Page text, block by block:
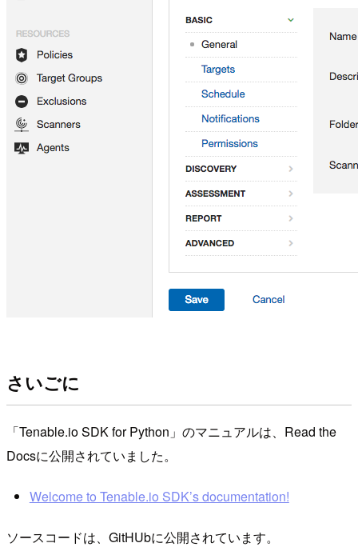
さいごに
「Tenable.io SDK for Python」のマニュアルは、Read the
Docsに公開されていました。
Welcome to Tenable.io SDK’s documentation!
ソースコードは、GitHUbに公開されています。